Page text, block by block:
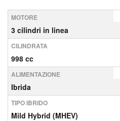
MOTORE
3 cilindri in linea
CILINDRATA
998 cc
ALIMENTAZIONE
Ibrida
TIPO IBRIDO
Mild Hybrid (MHEV)